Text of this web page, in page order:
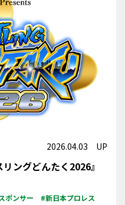
2026.04.03 UP
ングどんたく2026』
ポンサー #新日本プロレス